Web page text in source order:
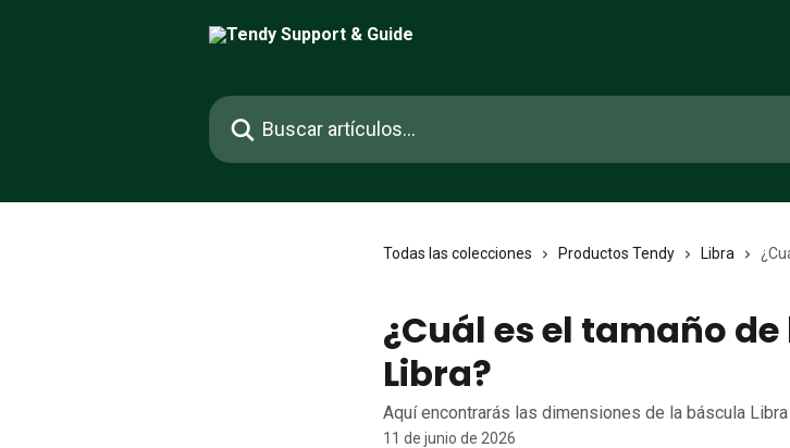
Buscar artículos...
Todas las colecciones Productos Tendy Libra
¿Cuál es el tamaño
Libra?
Aquí encontrarás las dimensiones de la báscula Libra
11 de junio de 2026